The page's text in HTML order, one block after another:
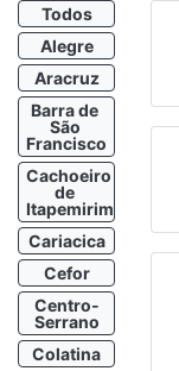
Todos
Alegre
Aracruz
Barra de
São
Francisco
Cachoeiro
de
Itapemirim
Cariacica
Cefor
Centro-
Serrano
Colatina